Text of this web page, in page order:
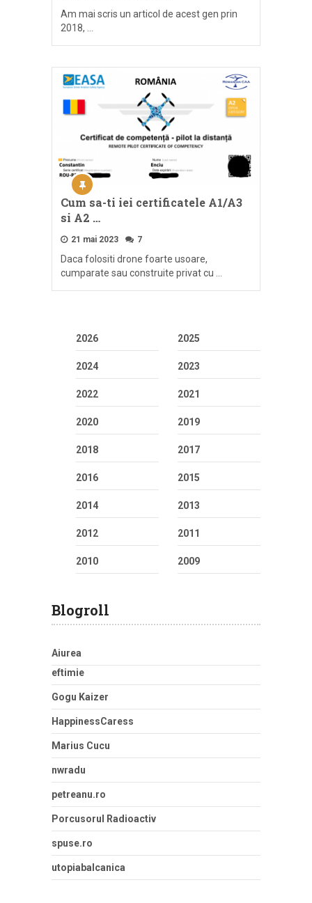
Am mai scris un articol de acest gen prin
2018, …
Cum sa-ti iei certificatele A1/A3
si A2 …
21 mai 2023 7
Daca folositi drone foarte usoare,
cumparate sau construite privat cu …
2026 2025
2024 2023
2022 2021
2020 2019
2018 2017
2016 2015
2014 2013
2012 2011
2010 2009
Blogroll
Aiurea
eftimie
Gogu Kaizer
HappinessCaress
Marius Cucu
nwradu
petreanu.ro
Porcusorul Radioactiv
spuse.ro
utopiabalcanica